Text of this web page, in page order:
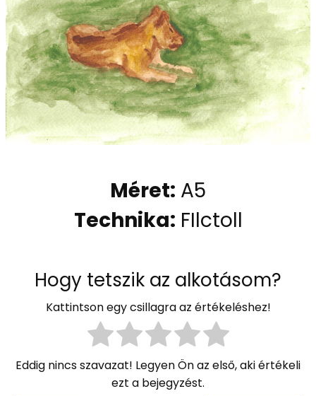
Méret: A5
Technika: FIlctoll
Hogy tetszik az alkotásom?
Kattintson egy csillagra az értékeléshez!
Eddig nincs szavazat! Legyen Ön az első, aki értékeli
ezt a bejegyzést.